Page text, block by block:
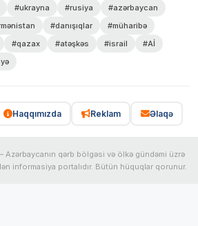
#ukrayna #rusiya
#azərbaycan
#danışıqlar
#müharibə
#qazax #atəşkəs #israil
#Aİ
Haqqımızda Reklam Əlaqə
Azərbaycanın qərb bölgəsi və ölkə gündəmi üzrə
informasiya portalıdır. Bütün hüquqlar qorunur.